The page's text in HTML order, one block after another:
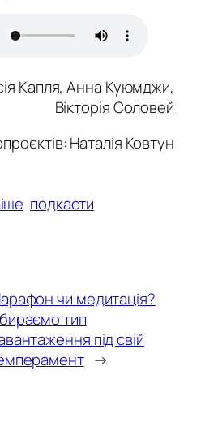
Капля, Анна Куюмджи,
Вікторія Соловей
Наталія Ковтун
подкасти
чи медитація?
тип
під свій
→